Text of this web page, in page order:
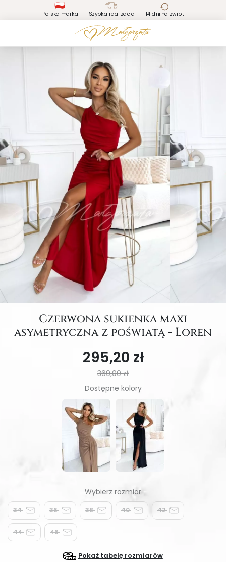
Polska marka Szybka realizacja 14 dni na zwrot
Czerwona sukienka maxi
asymetryczna z poświatą - Loren
295,20 zł
369,00 zł
Dostępne kolory
34 36 38 40 42
44 46
Pokaż tabelę rozmiarów